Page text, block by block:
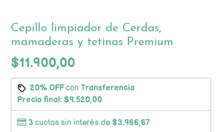
Cepillo limpiador de Cerdas,
mamaderas y tetinas Premium
$11.900,00
20% OFFcon Transferencia
Precio final: $9.520,00
3 cuotas sin interés de $3.966,67